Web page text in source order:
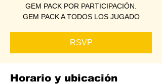
GEM PACK POR PARTICIPACIÓN.
GEM PACK A TODOS LOS JUGADO
RSVP
Horario y ubicación